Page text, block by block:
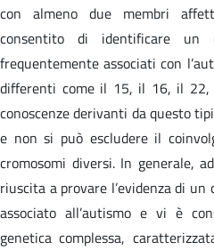
con almeno due membri
consentito di identificare
frequentemente associati con
differenti come il 15, il 16, il 22,
conoscenze derivanti da questo
e non si può escludere il
cromosomi diversi. In generale,
riuscita a provare l’evidenza di
associato all’autismo e vi è
genetica complessa,